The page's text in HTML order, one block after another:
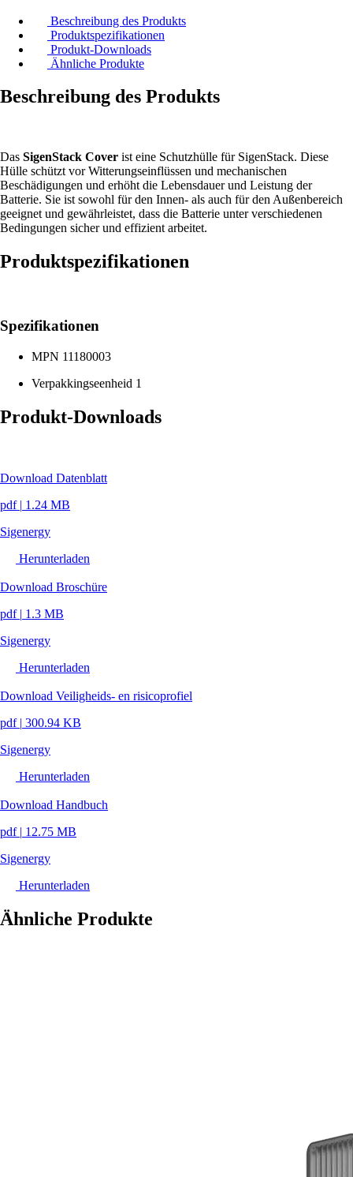
Beschreibung des Produkts
Produktspezifikationen
Produkt-Downloads
Ähnliche Produkte
Beschreibung des Produkts
Das SigenStack Cover ist eine Schutzhülle für SigenStack. Diese
Hülle schützt vor Witterungseinflüssen und mechanischen
Beschädigungen und erhöht die Lebensdauer und Leistung der
Batterie. Sie ist sowohl für den Innen- als auch für den Außenbereich
geeignet und gewährleistet, dass die Batterie unter verschiedenen
Bedingungen sicher und effizient arbeitet.
Produktspezifikationen
Spezifikationen
MPN 11180003
Verpakkingseenheid 1
Produkt-Downloads
Download Datenblatt
pdf | 1.24 MB
Sigenergy
Herunterladen
Download Broschüre
pdf | 1.3 MB
Sigenergy
Herunterladen
Download Veiligheids- en risicoprofiel
pdf | 300.94 KB
Sigenergy
Herunterladen
Download Handbuch
pdf | 12.75 MB
Sigenergy
Herunterladen
Ähnliche Produkte